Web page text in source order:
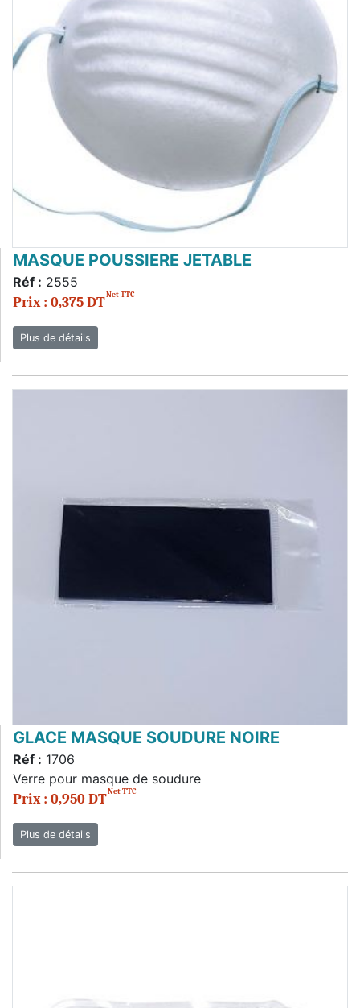
MASQUE POUSSIERE JETABLE
Réf : 2555
Prix : 0,375 DTNet TTC
Plus de détails
GLACE MASQUE SOUDURE NOIRE
Réf : 1706
Verre pour masque de soudure
Prix : 0,950 DTNet TTC
Plus de détails